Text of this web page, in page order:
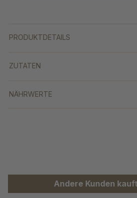
PRODUKTDETAILS
ZUTATEN
NÄHRWERTE
Produktgalerie überspringen
Andere Kunden